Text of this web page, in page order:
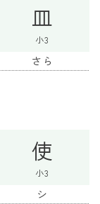
皿
小3
さら
使
小3
シ